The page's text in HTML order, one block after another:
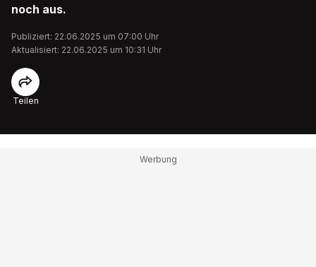
noch aus.
Publiziert: 22.06.2025 um 07:00 Uhr
Aktualisiert: 22.06.2025 um 10:31 Uhr
Teilen